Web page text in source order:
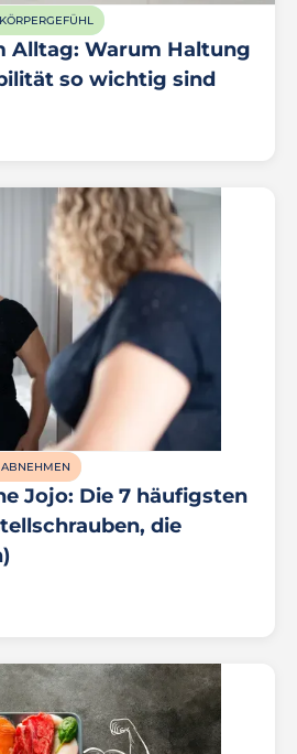
Alltag: Warum Haltung
so wichtig sind
Jojo: Die 7 häufigsten
die